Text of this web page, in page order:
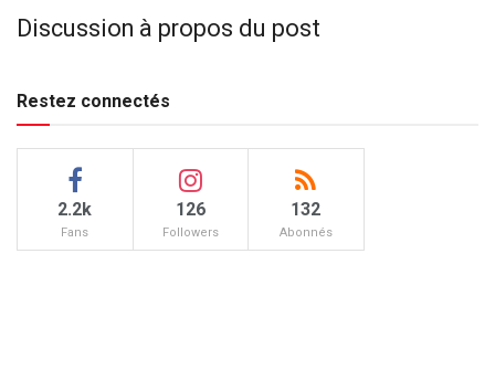
Discussion à propos du post
Restez connectés
2.2k
Fans
126
Followers
132
Abonnés